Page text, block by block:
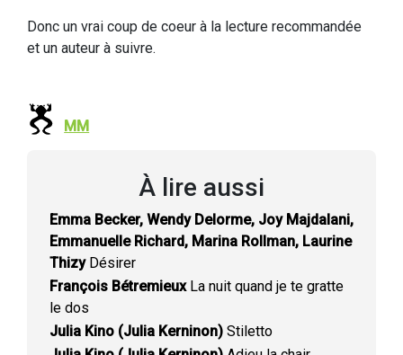
Donc un vrai coup de coeur à la lecture recommandée
et un auteur à suivre.
MM
À lire aussi
Emma Becker, Wendy Delorme, Joy Majdalani,
Emmanuelle Richard, Marina Rollman, Laurine
ThizyDésirer
François BétremieuxLa nuit quand je te gratte
le dos
Julia Kino (Julia Kerninon) Stiletto